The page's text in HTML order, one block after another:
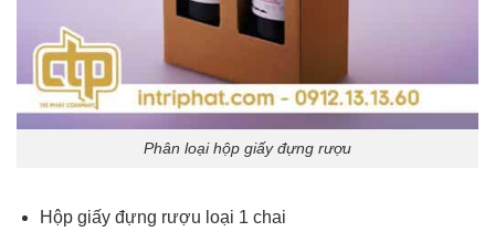
Phân loại hộp giấy đựng rượu
Hộp giấy đựng rượu loại 1 chai